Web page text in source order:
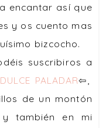
encantar así que
y os cuento mas
bizcocho.
suscribiros a
PALADAR⇦,
de un montón
también en mi